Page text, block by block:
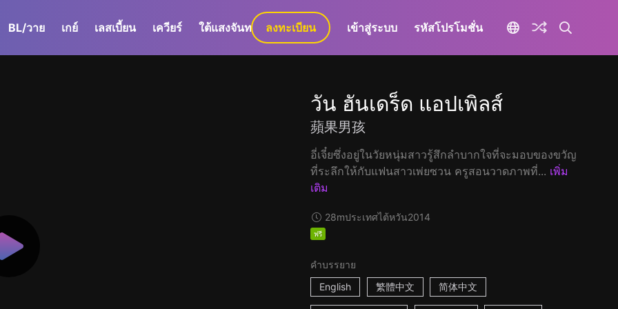
BL/วาย เกย์ เลสเบี้ยน เควียร์ ใต้แสงจันทร์ GaLa+
ลงทะเบียน เข้าสู่ระบบ รหัสโปรโมชั่น
วัน ฮันเดร็ด แอปเพิลส์
蘋果男孩
อี่เจี๋ยซึ่งอยู่ในวัยหนุ่มสาวรู้สึกลำบากใจที่จะมอบของขวัญ
ที่ระลึกให้กับแฟนสาวเพ่ยซวน ครูสอนวาดภาพที่... เพิ่ม
เติม
28mประเทศไต้หวัน2014
ฟรี
คำบรรยาย
English
繁體中文 简体中文